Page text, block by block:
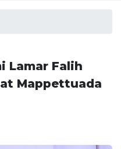
Lamar Falih
Mappettuada